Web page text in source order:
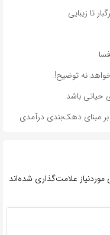
تا زیبایی
نه توضیح!
حیاتی باشد
بر مبنای دهک‌بندی درآمدی
علامت‌گذاری شده‌اند